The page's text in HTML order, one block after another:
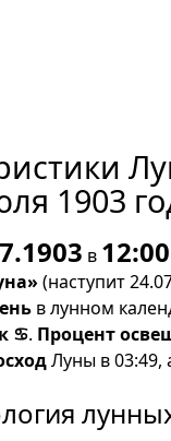
1903
в 12:00
(наступит
в лунном
♋. Процент
Луны в 03:49,